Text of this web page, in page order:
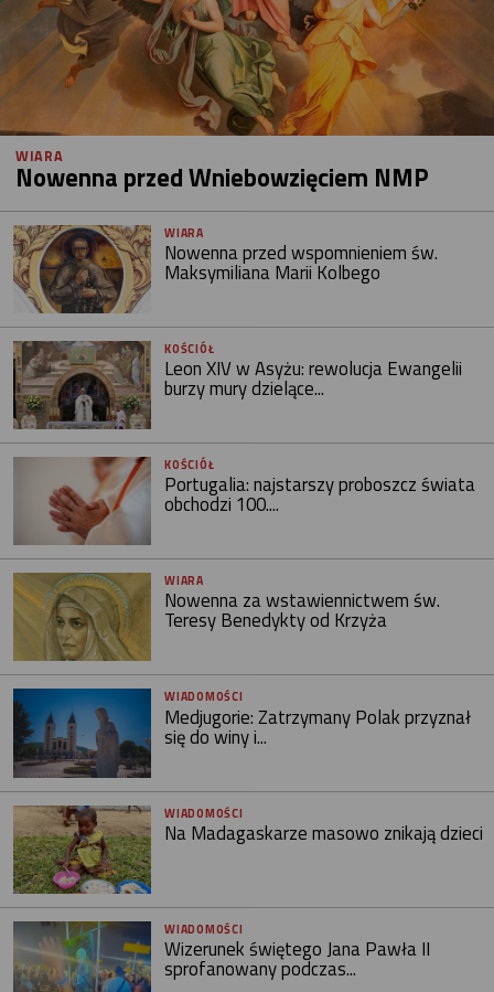
WIARA
Nowenna przed Wniebowzięciem NMP
WIARA
Nowenna przed wspomnieniem św.
Maksymiliana Marii Kolbego
KOŚCIÓŁ
Leon XIV w Asyżu: rewolucja Ewangelii
burzy mury dzielące...
KOŚCIÓŁ
Portugalia: najstarszy proboszcz świata
obchodzi 100....
WIARA
Nowenna za wstawiennictwem św.
Teresy Benedykty od Krzyża
WIADOMOŚCI
Medjugorie: Zatrzymany Polak przyznał
się do winy i...
WIADOMOŚCI
Na Madagaskarze masowo znikają dzieci
WIADOMOŚCI
Wizerunek świętego Jana Pawła II
sprofanowany podczas...